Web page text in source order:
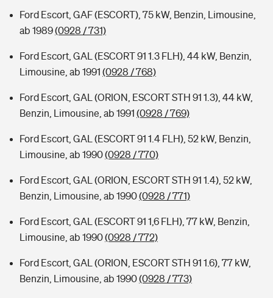
Ford Escort, GAF (ESCORT), 75 kW, Benzin, Limousine,
ab 1989(0928 / 731)
Ford Escort, GAL (ESCORT 91 1.3 FLH), 44 kW, Benzin,
Limousine, ab 1991 (0928 / 768)
Ford Escort, GAL (ORION, ESCORT STH 91 1.3), 44 kW,
Benzin, Limousine, ab 1991 (0928 / 769)
Ford Escort, GAL (ESCORT 91 1.4 FLH), 52 kW, Benzin,
Limousine, ab 1990(0928 / 770)
Ford Escort, GAL (ORION, ESCORT STH 91 1.4), 52 kW,
Benzin, Limousine, ab 1990(0928 / 771)
Ford Escort, GAL (ESCORT 91 1,6 FLH), 77 kW, Benzin,
Limousine, ab 1990(0928 / 772)
Ford Escort, GAL (ORION, ESCORT STH 91 1.6), 77 kW,
Benzin, Limousine, ab 1990(0928 / 773)